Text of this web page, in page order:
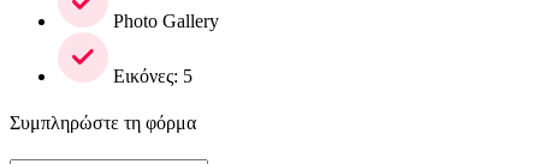
Photo Gallery
Εικόνες: 5
Συμπληρώστε τη φόρμα